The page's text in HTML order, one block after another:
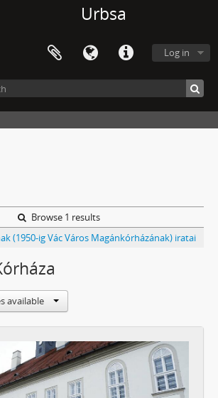
Urbsa
Log in
Browse 1 results
(1950-ig Vác Város Magánkórházának) iratai
available